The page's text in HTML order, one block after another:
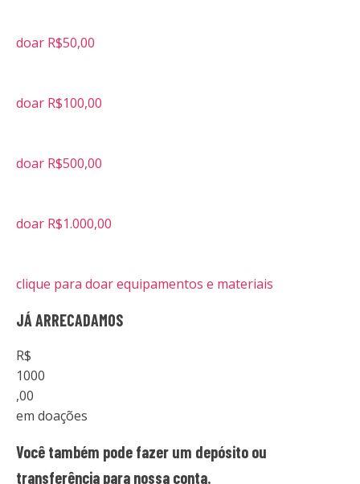
doar R$50,00
doar R$100,00
doar R$500,00
doar R$1.000,00
clique para doar equipamentos e materiais
JÁ ARRECADAMOS
R$
1000
,00
em doações
Você também pode fazer um depósito ou
transferência para nossa conta.